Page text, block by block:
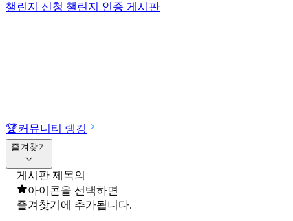
챌린지 신청 챌린지 인증 게시판
🏆커뮤니티 랭킹
즐겨찾기
게시판 제목의
아이콘을 선택하면
즐겨찾기에 추가됩니다.